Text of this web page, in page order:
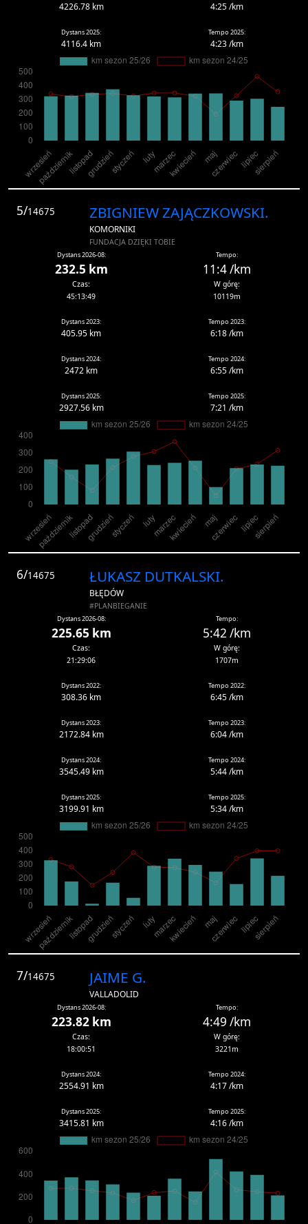
4226.78 km 4:25 /km
Dystans 2025:
4116.4 km
Tempo 2025:
4:23 /km
5/14675 ZBIGNIEW ZAJĄCZKOWSKI.
KOMORNIKI
FUNDACJA DZIĘKI TOBIE
Dystans 2026-08:
232.5 km
Tempo:
11:4 /km
Czas:
45:13:49
W górę:
10119m
Dystans 2023:
405.95 km
Tempo 2023:
6:18 /km
Dystans 2024:
2472 km
Tempo 2024:
6:55 /km
Dystans 2025:
2927.56 km
Tempo 2025:
7:21 /km
6/14675 ŁUKASZ DUTKALSKI.
BŁĘDÓW
#PLANBIEGANIE
Dystans 2026-08:
225.65 km
Tempo:
5:42 /km
Czas:
21:29:06
W górę:
1707m
Dystans 2022:
308.36 km
Tempo 2022:
6:45 /km
Dystans 2023:
2172.84 km
Tempo 2023:
6:04 /km
Dystans 2024:
3545.49 km
Tempo 2024:
5:44 /km
Dystans 2025:
3199.91 km
Tempo 2025:
5:34 /km
7/14675 JAIME G.
VALLADOLID
Dystans 2026-08:
223.82 km
Tempo:
4:49 /km
Czas:
18:00:51
W górę:
3221m
Dystans 2024:
2554.91 km
Tempo 2024:
4:17 /km
Dystans 2025:
3415.81 km
Tempo 2025:
4:16 /km